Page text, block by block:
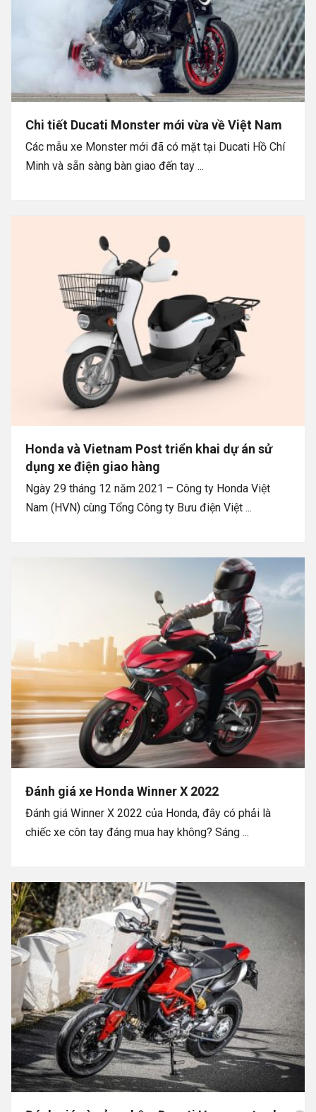
Chi tiết Ducati Monster mới vừa về Việt Nam
Các mẫu xe Monster mới đã có mặt tại Ducati Hồ Chí
Minh và sẵn sàng bàn giao đến tay ...
Honda và Vietnam Post triển khai dự án sử
dụng xe điện giao hàng
Ngày 29 tháng 12 năm 2021 – Công ty Honda Việt
Nam (HVN) cùng Tổng Công ty Bưu điện Việt ...
Đánh giá xe Honda Winner X 2022
Đánh giá Winner X 2022 của Honda, đây có phải là
chiếc xe côn tay đáng mua hay không? Sáng ...